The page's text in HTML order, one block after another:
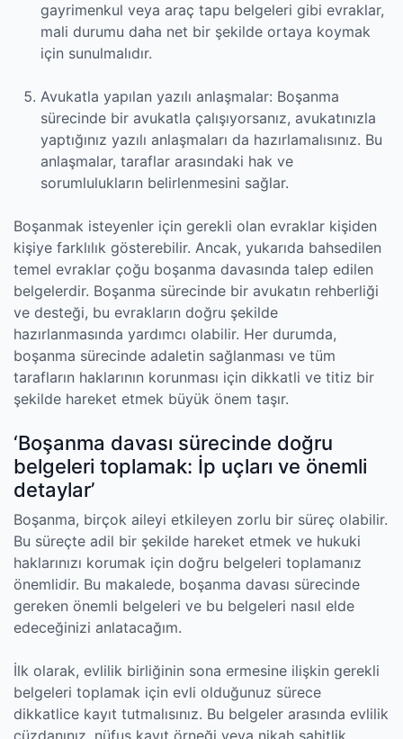
gayrimenkul veya araç tapu belgeleri gibi evraklar,
mali durumu daha net bir şekilde ortaya koymak
için sunulmalıdır.
Avukatla yapılan yazılı anlaşmalar: Boşanma
sürecinde bir avukatla çalışıyorsanız, avukatınızla
yaptığınız yazılı anlaşmaları da hazırlamalısınız. Bu
anlaşmalar, taraflar arasındaki hak ve
sorumlulukların belirlenmesini sağlar.
Boşanmak isteyenler için gerekli olan evraklar kişiden
kişiye farklılık gösterebilir. Ancak, yukarıda bahsedilen
temel evraklar çoğu boşanma davasında talep edilen
belgelerdir. Boşanma sürecinde bir avukatın rehberliği
ve desteği, bu evrakların doğru şekilde
hazırlanmasında yardımcı olabilir. Her durumda,
boşanma sürecinde adaletin sağlanması ve tüm
tarafların haklarının korunması için dikkatli ve titiz bir
şekilde hareket etmek büyük önem taşır.
‘Boşanma davası sürecinde doğru
belgeleri toplamak: İp uçları ve önemli
detaylar’
Boşanma, birçok aileyi etkileyen zorlu bir süreç olabilir.
Bu süreçte adil bir şekilde hareket etmek ve hukuki
haklarınızı korumak için doğru belgeleri toplamanız
önemlidir. Bu makalede, boşanma davası sürecinde
gereken önemli belgeleri ve bu belgeleri nasıl elde
edeceğinizi anlatacağım.
İlk olarak, evlilik birliğinin sona ermesine ilişkin gerekli
belgeleri toplamak için evli olduğunuz sürece
dikkatlice kayıt tutmalısınız. Bu belgeler arasında evlilik
cüzdanınız, nüfus kayıt örneği veya nikah şahitlik